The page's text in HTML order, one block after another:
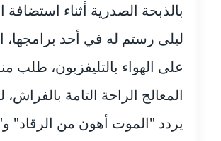
مدونة فيروز القطلبي
عاملة
مدونة كريمان سالم
عاملة
مدونة كنوز صلاح
بالذبحة الصدرية أثناء استضافة
ليلى رستم له في أحد برامجها،
على الهواء بالتليفزيون، طلب
المعالج الراحة التامة بالفراش،
يردد "الموت أهون من الرقاد"